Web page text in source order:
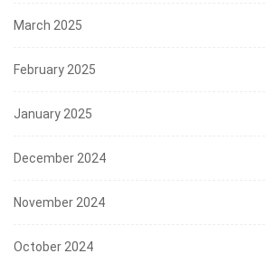
March 2025
February 2025
January 2025
December 2024
November 2024
October 2024